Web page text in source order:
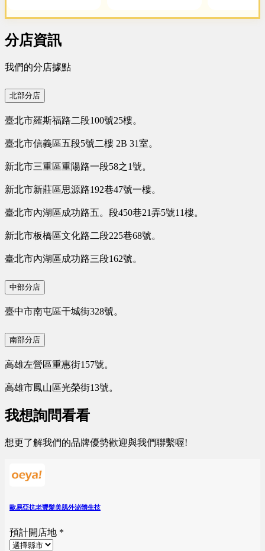
式新型態加盟創業
分店資訊
我們的分店據點
北部分店
臺北市羅斯福路二段100號25樓。
臺北市信義區五段5號二樓 2B 31室。
新北市三重區重陽路一段58之1號。
新北市新莊區思源路192巷47號一樓。
臺北市內湖區成功路五。段450巷21弄5號11樓。
新北市板橋區文化路二段225巷68號。
臺北市內湖區成功路三段162號。
中部分店
臺中市南屯區干城街328號。
南部分店
高雄左營區重惠街157號。
高雄市鳳山區光榮街13號。
我想詢問看看
想更了解我們的品牌優勢歡迎與我們聯繫喔!